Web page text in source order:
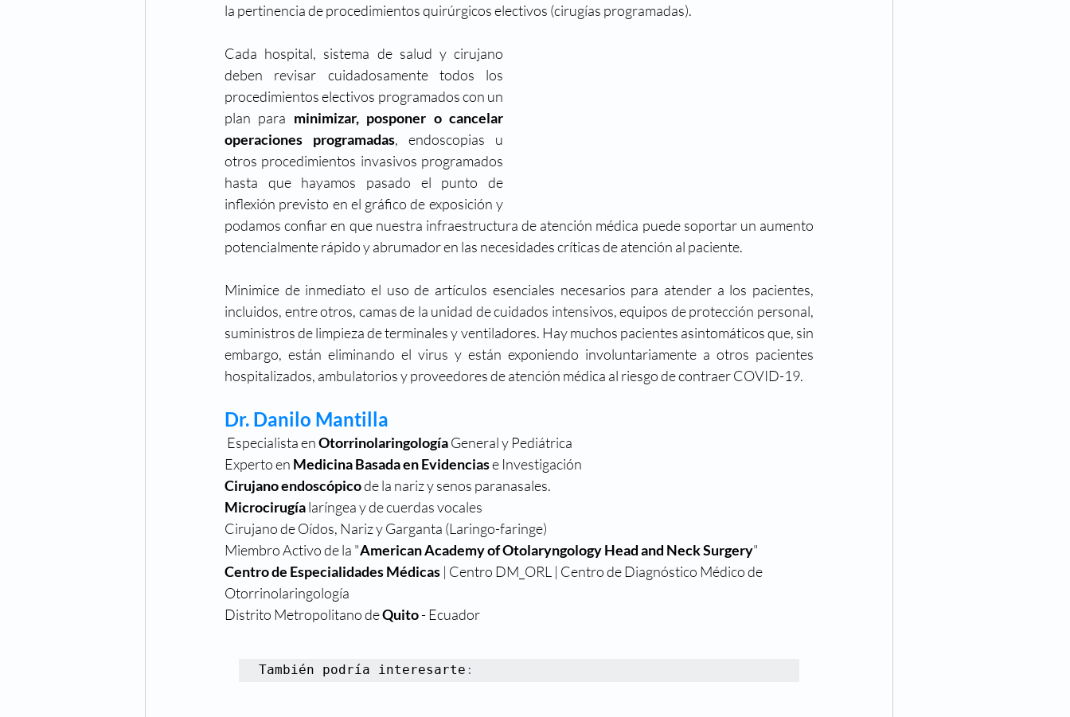
la pertinencia de procedimientos quirúrgicos electivos (cirugías programadas).
Cada hospital, sistema de salud y cirujano
deben revisar cuidadosamente todos los
procedimientos electivos programados con un
plan para minimizar, posponer o cancelar
operaciones programadas, endoscopias u
otros procedimientos invasivos programados
hasta que hayamos pasado el punto de
inflexión previsto en el gráfico de exposición y
podamos confiar en que nuestra infraestructura de atención médica puede soportar un aumento
potencialmente rápido y abrumador en las necesidades críticas de atención al paciente.
Minimice de inmediato el uso de artículos esenciales necesarios para atender a los pacientes,
incluidos, entre otros, camas de la unidad de cuidados intensivos, equipos de protección personal,
suministros de limpieza de terminales y ventiladores. Hay muchos pacientes asintomáticos que, sin
embargo, están eliminando el virus y están exponiendo involuntariamente a otros pacientes
hospitalizados, ambulatorios y proveedores de atención médica al riesgo de contraer COVID-19.
Dr. Danilo Mantilla
Especialista en Otorrinolaringología General y Pediátrica
Experto en Medicina Basada en Evidencias e Investigación
Cirujano endoscópico de la nariz y senos paranasales.
Microcirugía laríngea y de cuerdas vocales
Cirujano de Oídos, Nariz y Garganta (Laringo-faringe)
Miembro Activo de la "American Academy of Otolaryngology Head and Neck Surgery"
Centro de Especialidades Médicas | Centro DM_ORL | Centro de Diagnóstico Médico de
Otorrinolaringología
Distrito Metropolitano de Quito - Ecuador
También podría interesarte :